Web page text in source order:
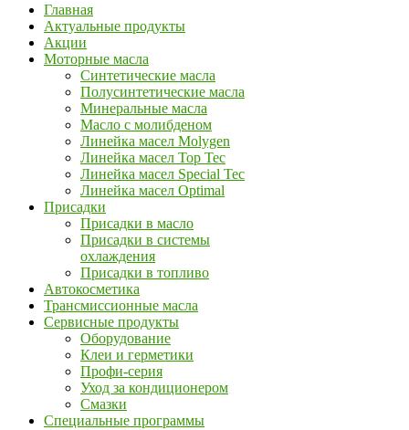
Главная
Актуальные продукты
Акции
Моторные масла
Синтетические масла
Полусинтетические масла
Минеральные масла
Масло с молибденом
Линейка масел Molygen
Линейка масел Top Tec
Линейка масел Special Tec
Линейка масел Optimal
Присадки
Присадки в масло
Присадки в системы
охлаждения
Присадки в топливо
Автокосметика
Трансмиссионные масла
Сервисные продукты
Оборудование
Клеи и герметики
Профи-серия
Уход за кондиционером
Смазки
Специальные программы